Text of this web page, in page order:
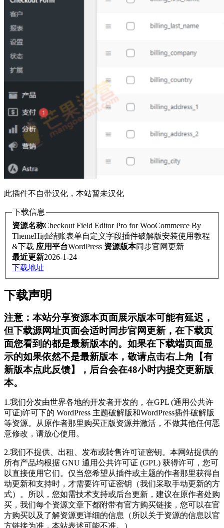
此插件不自带汉化，本站暂未汉化
下载信息
资源名称Checkout Field Editor Pro for WooCommerce By
ThemeHigh结账表单自定义字段插件破解版安装使用教程
&下载 应用平台WordPress 资源版本同步官网更新
最近更新2026-1-24
下载地址
下载声明
注意：本站分享资源本页面展示版本可能有延迟，
但下载源网址页面会适时同步官网更新，在下载页
面您看到的都是最新版本的。如果在下载端页面显
示的如果依然不是最新版本，敬请点击右上角【有
新版本点此反馈】，后台会在48小时内提交更新版
本。
1.我们分发由世界各地的开发者开发的，在GPL (通用公共许
可证)许可下的 WordPress 主题破解版和WordPress插件破解版
等资源。从原作者那里购买正版资源并激活，不做其他任何恶
意修改，请放心使用。
2.我们不提供、出租、发布或转售许可证密钥。本网站提供的
所有产品均根据 GNU 通用公共许可证 (GPL) 获得许可，您可
以直接使用它们。仅当您希望从插件或主题的作者那里获得自
动更新和支持时，才需要许可证密钥（我们采取手动更新的方
式）。所以，您如需技术支持或后台更新，建议在原作者处购
买，我们每个资源文章下都附带有官方购买链接，您可以在官
方购买以及了解资源更详细的信息（所以关于资源的信息以官
方链接为准，本站表述可能不准。）